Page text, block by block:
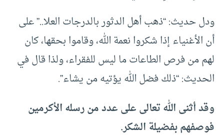
ودل حديث: “ذهب أهل الدثور بالدرجات العلا..” على
أن الأغنياء إذا شكروا نعمة الله، وقاموا بحقها، كان
لهم من فرص الطاعات ما ليس للفقراء، ولذا قال في
الحديث: “ذلك فضل الله يؤتيه من يشاء”.
وقد أثنى الله تعالى على عدد من رسله الأكرمين
فوصفهم بفضيلة الشكر.